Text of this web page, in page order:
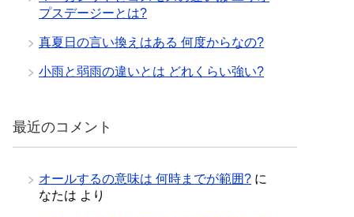
プスデージーとは?
真夏日の言い換えはある 何度からなの?
小雨と弱雨の違いとは どれくらい強い?
最近のコメント
オールするの意味は 何時までが範囲? に
なたは より